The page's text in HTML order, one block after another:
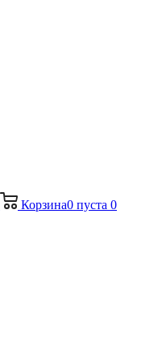
Корзина0 пуста 0